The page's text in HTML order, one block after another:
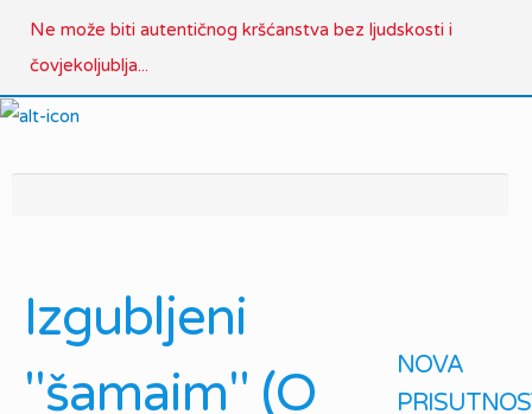
Ne može biti autentičnog kršćanstva bez ljudskosti i
čovjekoljublja...
Izgubljeni
"šamaim" (O
NOVA